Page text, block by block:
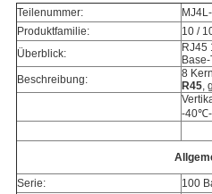
Teilenummer:
Produktfamilie:
10 /
Überblick:
RJ45
Beschreibung:
8
R45,
-
Serie: 100